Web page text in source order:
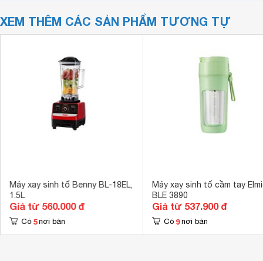
XEM THÊM CÁC SẢN PHẨM TƯƠNG TỰ
Máy xay sinh tố Benny BL-18EL,
1.5L
Giá từ 560.000 đ
Có 5 nơi bán
Máy xay sinh tố cầm tay
BLE 3890
Giá từ 537.900 đ
Có 9 nơi bán